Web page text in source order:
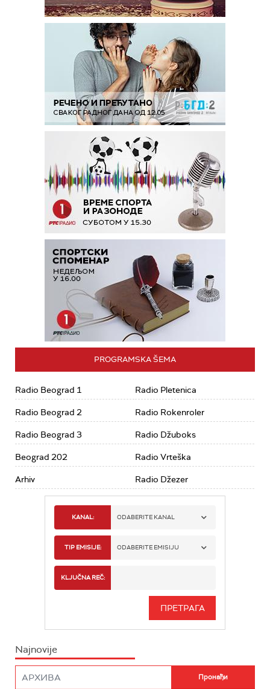
PROGRAMSKA ŠEMA
Radio Beograd 1
Radio Beograd 2
Radio Beograd 3
Beograd 202
Arhiv
Radio Pletenica
Radio Rokenroler
Radio Džuboks
Radio Vrteška
Radio Džezer
KANAL: ODABERITE KANAL
RADIO BEOGRAD 1
RADIO BEOGRAD 3
RADIO ROKENROLER
TIP EMISIJE: ODABERITE EMISIJU
INFO
KLJUČNA REČ:
Najnovije